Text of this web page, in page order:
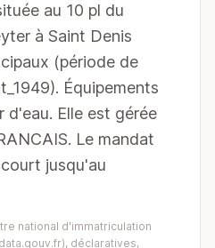
au 10 pl du
à Saint Denis
(période de
Équipements
d'eau. Elle est gérée
Le mandat
jusqu'au
national d'immatriculation
déclaratives,